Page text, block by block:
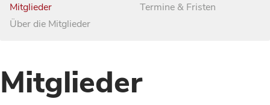
Mitglieder
Über die Mitglieder
Termine & Fristen
Mitglieder